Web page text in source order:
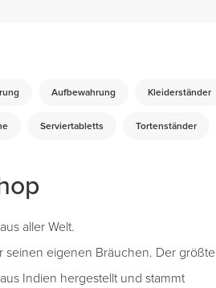
Aufbewahrung Kleiderständer
Serviertabletts Tortenständer
aller Welt.
seinen eigenen Bräuchen. Der größte
Indien hergestellt und stammt